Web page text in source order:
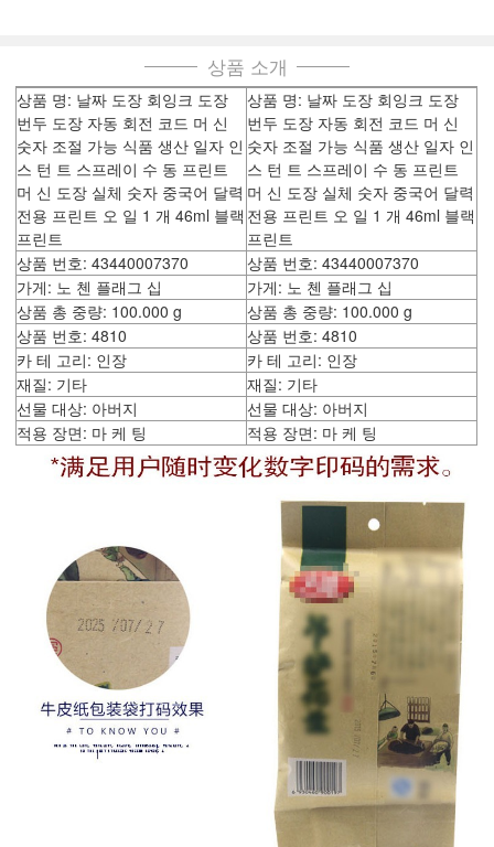
상품 소개
상품 명: 날짜 도장 회잉크 도장
번두 도장 자동 회전 코드 머 신
숫자 조절 가능 식품 생산 일자 인
스 턴 트 스프레이 수 동 프린트
머 신 도장 실체 숫자 중국어 달력
전용 프린트 오 일 1 개 46ml 블랙
프린트
상품 명: 날짜 도장 회잉크 도장
번두 도장 자동 회전 코드 머 신
숫자 조절 가능 식품 생산 일자 인
스 턴 트 스프레이 수 동 프린트
머 신 도장 실체 숫자 중국어 달력
전용 프린트 오 일 1 개 46ml 블랙
프린트
상품 번호: 43440007370
상품 번호: 43440007370
가게: 노 첸 플래그 십
가게: 노 첸 플래그 십
상품 총 중량: 100.000 g
상품 총 중량: 100.000 g
상품 번호: 4810
상품 번호: 4810
카 테 고리: 인장
카 테 고리: 인장
재질: 기타
재질: 기타
선물 대상: 아버지
선물 대상: 아버지
적용 장면: 마 케 팅
적용 장면: 마 케 팅